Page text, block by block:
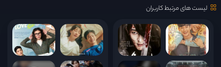
قسمت 12
لیست های مرتبط کاربران